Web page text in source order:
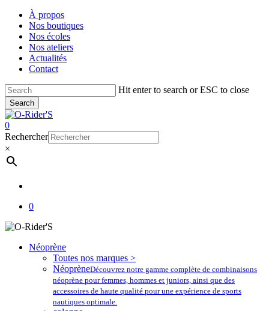
Skip
main
content
À propos
Nos boutiques
Nos écoles
Nos ateliers
Actualités
Contact
Hit enter to search or ESC to close
Search
Close
Search
account
0
Menu
Rechercher
×
0
Néoprène
Toutes nos marques >
NéoprèneDécouvrez notre gamme complète de combinaisons
néoprène pour femmes, hommes et juniors, ainsi que des
accessoires de haute qualité pour une expérience de sports
nautiques optimale.